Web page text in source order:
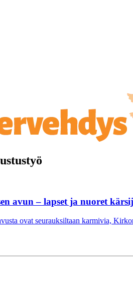
avun – lapset ja nuoret
ovat seurauksiltaan karmivia,